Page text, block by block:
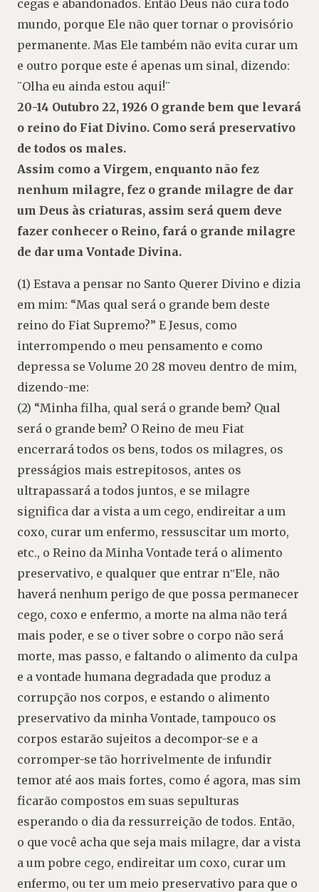
cegas e abandonados. Então Deus não cura todo
mundo, porque Ele não quer tornar o provisório
permanente. Mas Ele também não evita curar um
e outro porque este é apenas um sinal, dizendo:
¨Olha eu ainda estou aqui!¨
20-14 Outubro 22, 1926 O grande bem que levará
o reino do Fiat Divino. Como será preservativo
de todos os males.
Assim como a Virgem, enquanto não fez
nenhum milagre, fez o grande milagre de dar
um Deus às criaturas, assim será quem deve
fazer conhecer o Reino, fará o grande milagre
de dar uma Vontade Divina.
(1) Estava a pensar no Santo Querer Divino e dizia
em mim: “Mas qual será o grande bem deste
reino do Fiat Supremo?” E Jesus, como
interrompendo o meu pensamento e como
depressa se Volume 20 28 moveu dentro de mim,
dizendo-me:
(2) “Minha filha, qual será o grande bem? Qual
será o grande bem? O Reino de meu Fiat
encerrará todos os bens, todos os milagres, os
presságios mais estrepitosos, antes os
ultrapassará a todos juntos, e se milagre
significa dar a vista a um cego, endireitar a um
coxo, curar um enfermo, ressuscitar um morto,
etc., o Reino da Minha Vontade terá o alimento
preservativo, e qualquer que entrar n‟Ele, não
haverá nenhum perigo de que possa permanecer
cego, coxo e enfermo, a morte na alma não terá
mais poder, e se o tiver sobre o corpo não será
morte, mas passo, e faltando o alimento da culpa
e a vontade humana degradada que produz a
corrupção nos corpos, e estando o alimento
preservativo da minha Vontade, tampouco os
corpos estarão sujeitos a decompor-se e a
corromper-se tão horrivelmente de infundir
temor até aos mais fortes, como é agora, mas sim
ficarão compostos em suas sepulturas
esperando o dia da ressurreição de todos. Então,
o que você acha que seja mais milagre, dar a vista
a um pobre cego, endireitar um coxo, curar um
enfermo, ou ter um meio preservativo para que o